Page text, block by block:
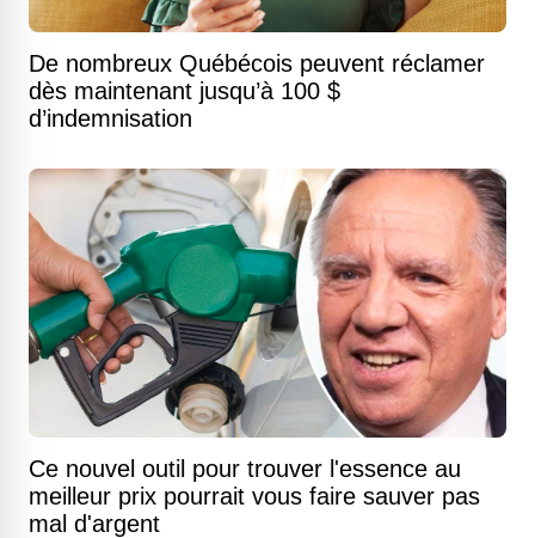
De nombreux Québécois peuvent réclamer
dès maintenant jusqu’à 100 $
d’indemnisation
Ce nouvel outil pour trouver l'essence au
meilleur prix pourrait vous faire sauver pas
mal d'argent